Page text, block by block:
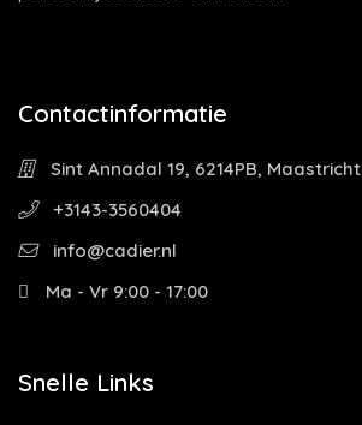
Contactinformatie
Sint Annadal 19, 6214PB, Maastricht
+3143-3560404
info@cadier.nl
Ma - Vr 9:00 - 17:00
Snelle Links